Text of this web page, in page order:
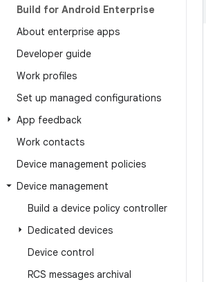
Build for Android Enterprise
About enterprise apps
Developer guide
Work profiles
Set up managed configurations
App feedback
Work contacts
Device management policies
Device management
Build a device policy controller
Dedicated devices
Device control
RCS messages archival